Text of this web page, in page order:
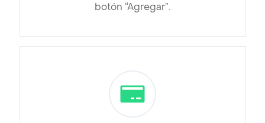
botón “Agregar”.